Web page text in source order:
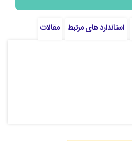
استاندارد های مرتبط مقالات